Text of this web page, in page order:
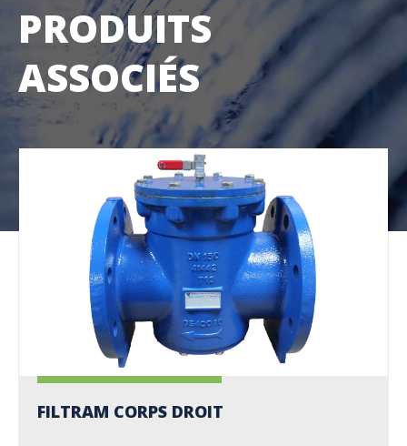
PRODUITS
ASSOCIÉS
FILTRAM CORPS DROIT